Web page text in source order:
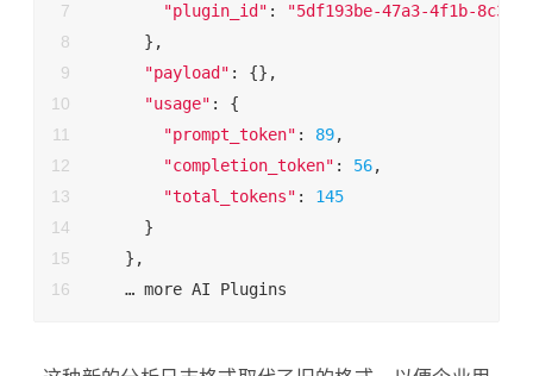
"plugin_id" :
"5df193be-47a3-4f1b-8c37-
      },
"payload" : {},
"usage" : {
"prompt_token" : 89,
"completion_token" : 56,
"total_tokens" : 145
      }
    },
    … more AI Plugins